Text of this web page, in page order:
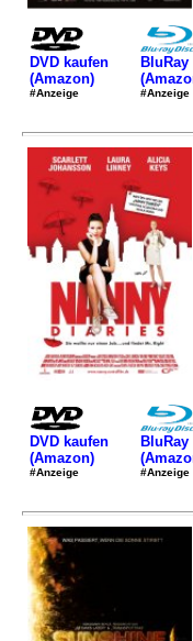
DVD kaufen
(Amazon)
#Anzeige #Anzeige
DVD kaufen
(Amazon)
#Anzeige #Anzeige